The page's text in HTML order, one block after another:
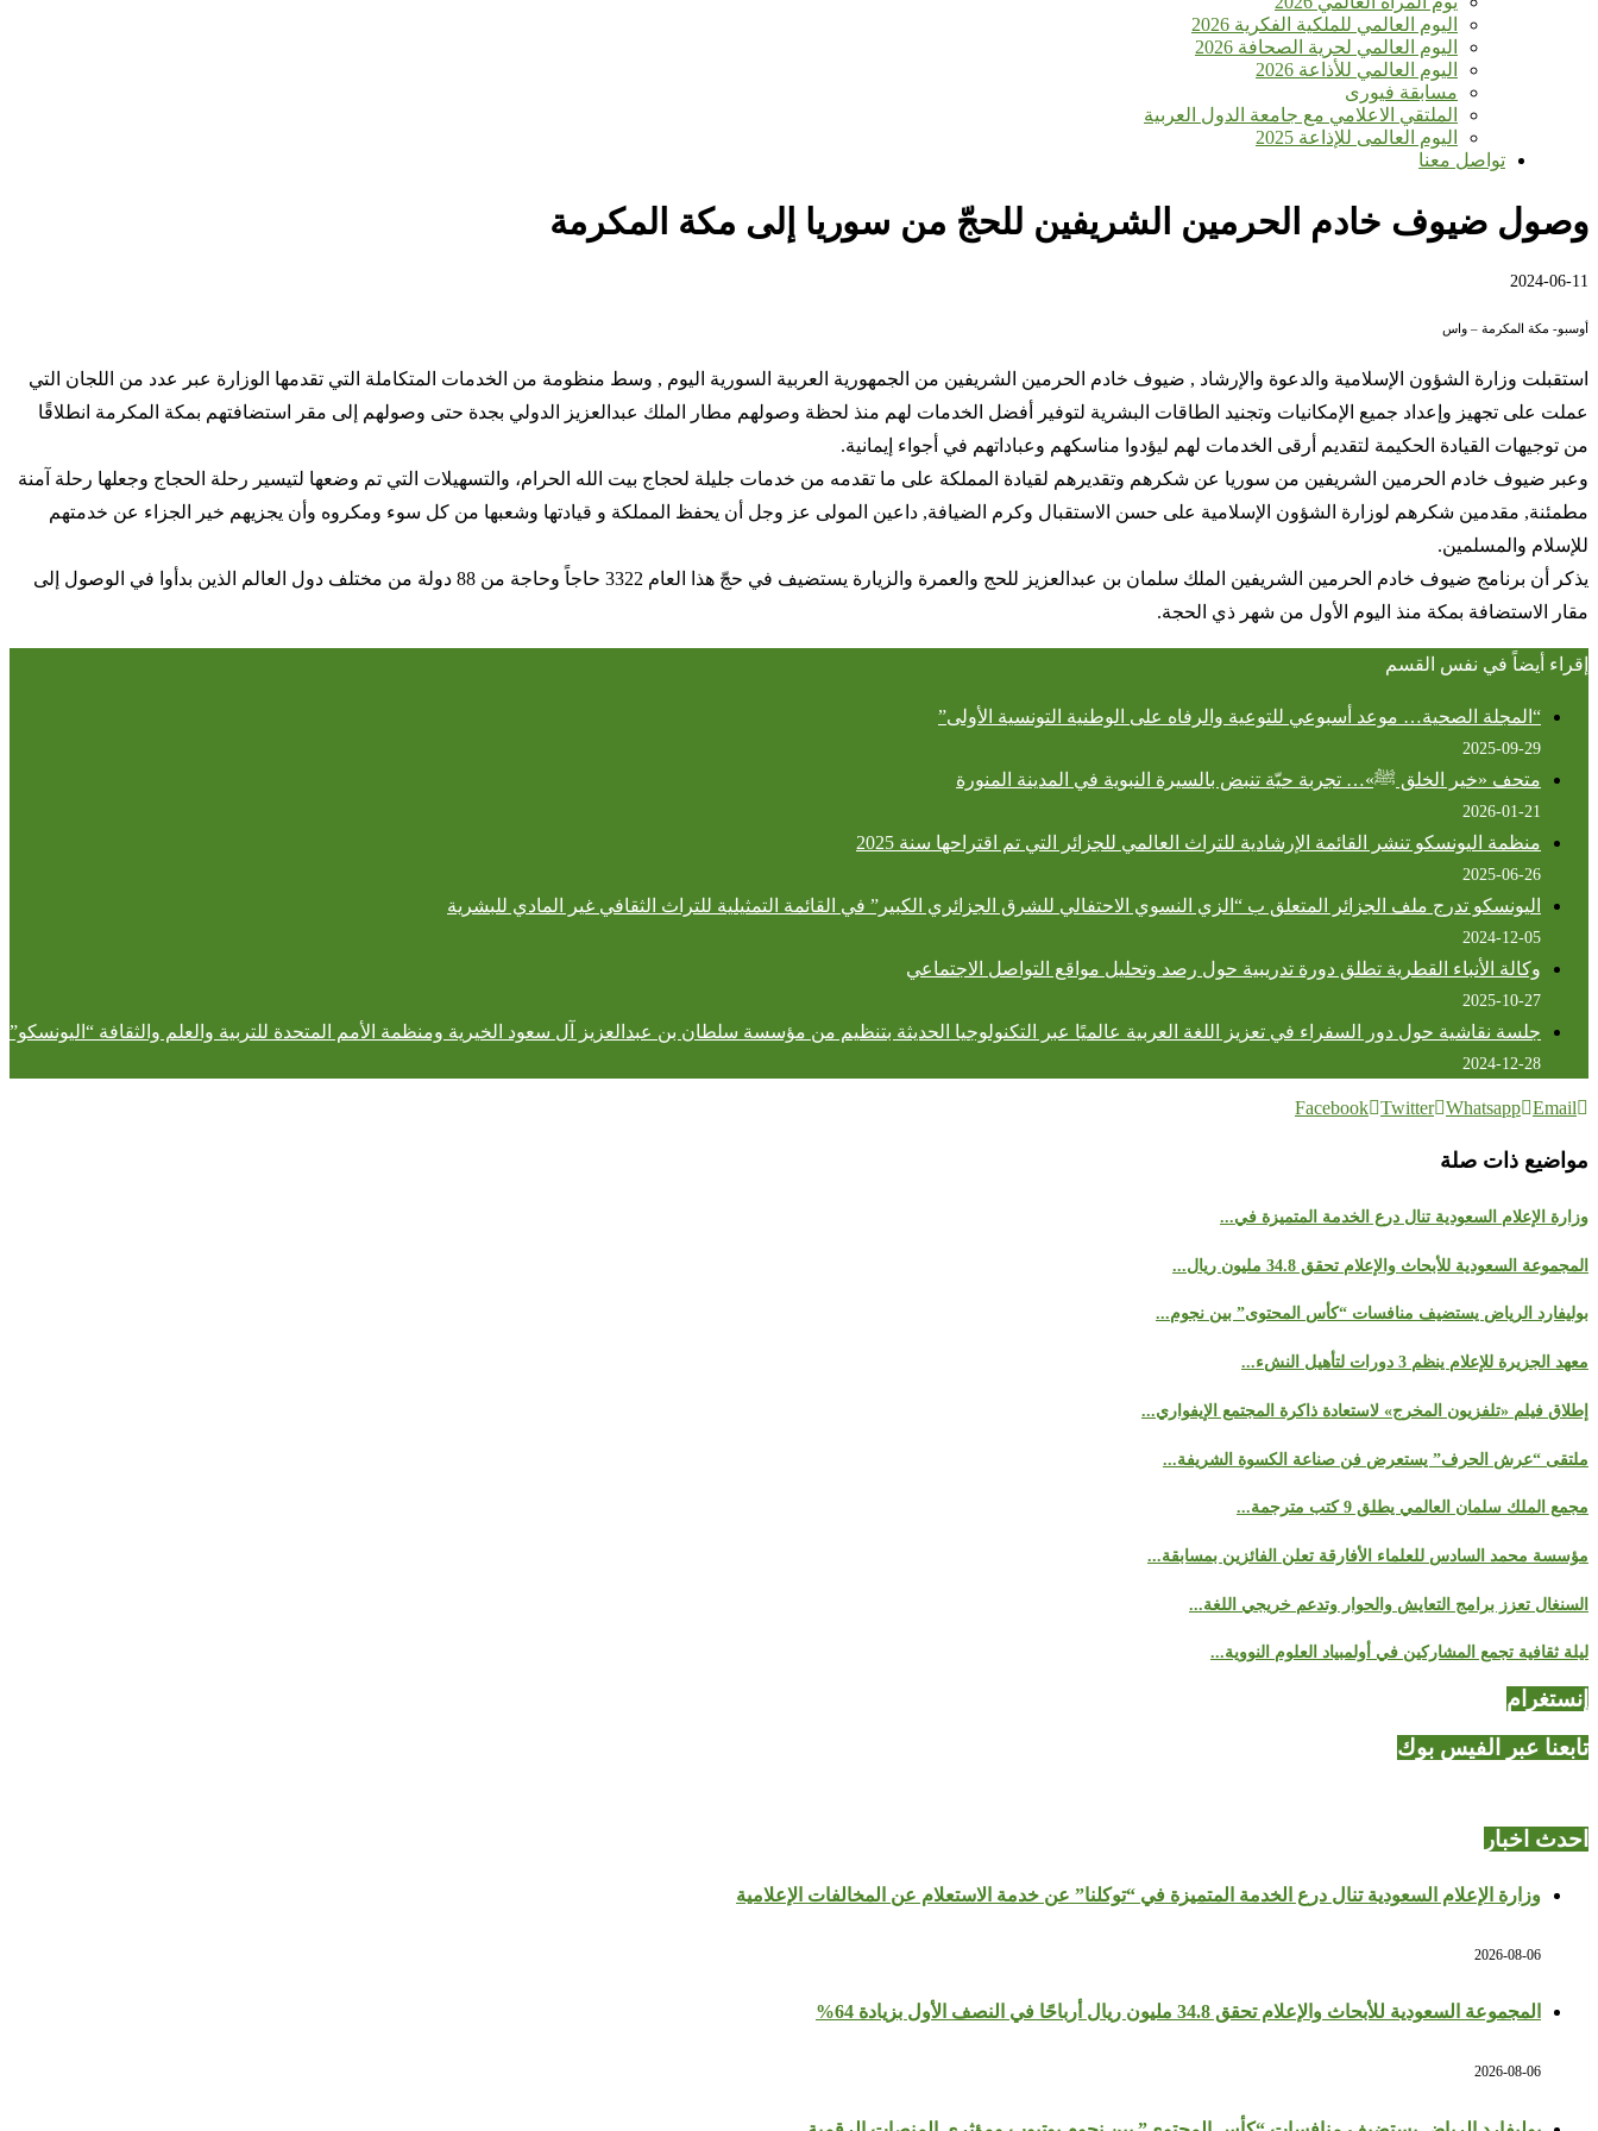
اليوم العالمي للملكية الفكرية 2026
اليوم العالمي لحرية الصحافة 2026
اليوم العالمي للأذاعة 2026
مسابقة فيورى
الملتقي الاعلامي مع جامعة الدول العربية
اليوم العالمى للإذاعة 2025
تواصل معنا
وصول ضيوف خادم الحرمين الشريفين للحجّ من سوريا إلى مكة المكرمة
2024-06-11
أوسبو- مكة المكرمة – واس
استقبلت وزارة الشؤون الإسلامية والدعوة والإرشاد , ضيوف خادم الحرمين الشريفين من الجمهورية العربية السورية اليوم , وسط منظومة من الخدمات المتكاملة التي تقدمها الوزارة عبر عدد من اللجان التي
عملت على تجهيز وإعداد جميع الإمكانيات وتجنيد الطاقات البشرية لتوفير أفضل الخدمات لهم منذ لحظة وصولهم مطار الملك عبدالعزيز الدولي بجدة حتى وصولهم إلى مقر استضافتهم بمكة المكرمة انطلاقًا
من توجيهات القيادة الحكيمة لتقديم أرقى الخدمات لهم ليؤدوا مناسكهم وعباداتهم في أجواء إيمانية.
وعبر ضيوف خادم الحرمين الشريفين من سوريا عن شكرهم وتقديرهم لقيادة المملكة على ما تقدمه من خدمات جليلة لحجاج بيت الله الحرام، والتسهيلات التي تم وضعها لتيسير رحلة الحجاج وجعلها رحلة آمنة
مطمئنة, مقدمين شكرهم لوزارة الشؤون الإسلامية على حسن الاستقبال وكرم الضيافة, داعين المولى عز وجل أن يحفظ المملكة و قيادتها وشعبها من كل سوء ومكروه وأن يجزيهم خير الجزاء عن خدمتهم
للإسلام والمسلمين.
يذكر أن برنامج ضيوف خادم الحرمين الشريفين الملك سلمان بن عبدالعزيز للحج والعمرة والزيارة يستضيف في حجّ هذا العام 3322 حاجاً وحاجة من 88 دولة من مختلف دول العالم الذين بدأوا في الوصول إلى
مقار الاستضافة بمكة منذ اليوم الأول من شهر ذي الحجة.
إقراء أيضاً في نفس القسم
“المجلة الصحية… موعد أسبوعي للتوعية والرفاه على الوطنية التونسية الأولى”
2025-09-29
متحف «خير الخلق ﷺ»… تجربة حيّة تنبض بالسيرة النبوية في المدينة المنورة
2026-01-21
منظمة اليونسكو تنشر القائمة الإرشادية للتراث العالمي للجزائر التي تم اقتراحها سنة 2025
2025-06-26
اليونسكو تدرج ملف الجزائر المتعلق ب “الزي النسوي الاحتفالي للشرق الجزائري الكبير” في القائمة التمثيلية للتراث الثقافي غير المادي للبشرية
2024-12-05
وكالة الأنباء القطرية تطلق دورة تدريبية حول رصد وتحليل مواقع التواصل الاجتماعي
2025-10-27
جلسة نقاشية حول دور السفراء في تعزيز اللغة العربية عالميًا عبر التكنولوجيا الحديثة بتنظيم من مؤسسة سلطان بن عبدالعزيز آل سعود الخيرية ومنظمة الأمم المتحدة للتربية والعلم والثقافة “اليونسكو”
2024-12-28
Facebook Twitter Whatsapp Email
مواضيع ذات صلة
وزارة الإعلام السعودية تنال درع الخدمة المتميزة في...
المجموعة السعودية للأبحاث والإعلام تحقق 34.8 مليون ريال...
بوليفارد الرياض يستضيف منافسات “كأس المحتوى” بين نجوم...
معهد الجزيرة للإعلام ينظم 3 دورات لتأهيل النشء...
إطلاق فيلم «تلفزيون المخرج» لاستعادة ذاكرة المجتمع الإيفواري...
ملتقى “عرش الحرف” يستعرض فن صناعة الكسوة الشريفة...
مجمع الملك سلمان العالمي يطلق 9 كتب مترجمة...
مؤسسة محمد السادس للعلماء الأفارقة تعلن الفائزين بمسابقة...
السنغال تعزز برامج التعايش والحوار وتدعم خريجي اللغة...
ليلة ثقافية تجمع المشاركين في أولمبياد العلوم النووية...
إنستغرام
تابعنا عبر الفيس بوك
احدث اخبار
وزارة الإعلام السعودية تنال درع الخدمة المتميزة في “توكلنا” عن خدمة الاستعلام عن المخالفات الإعلامية
2026-08-06
المجموعة السعودية للأبحاث والإعلام تحقق 34.8 مليون ريال أرباحًا في النصف الأول بزيادة 64%
2026-08-06